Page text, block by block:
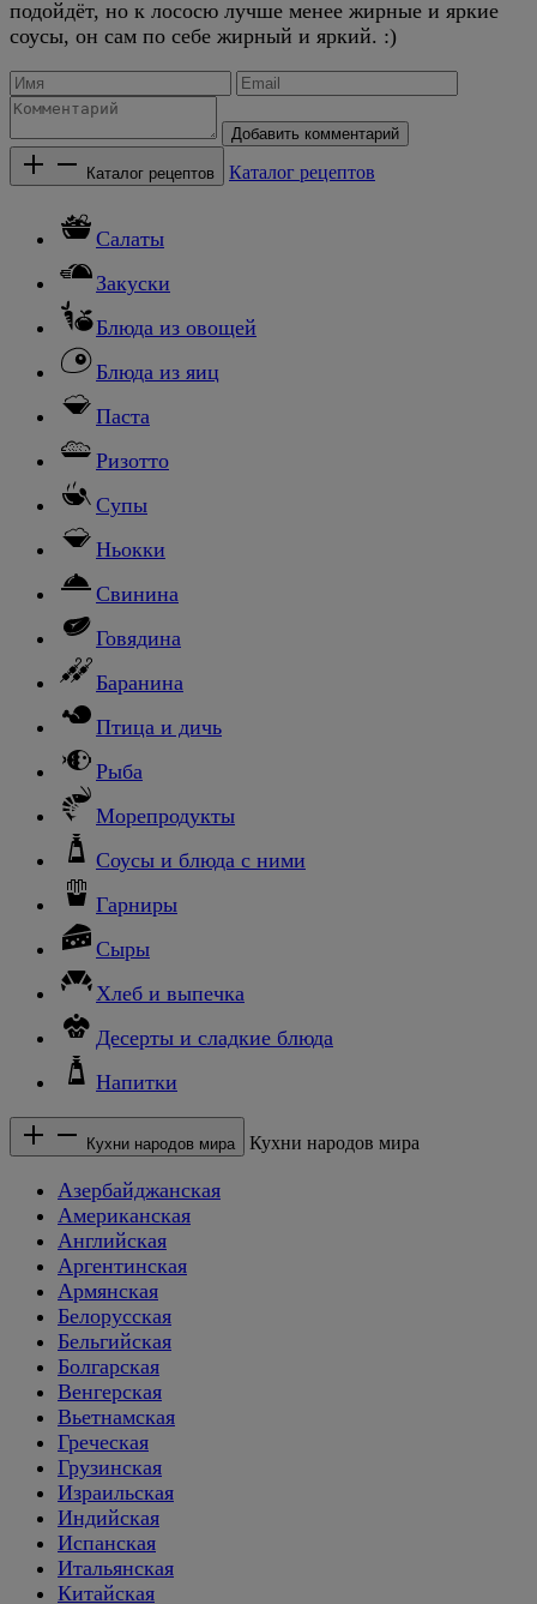
подойдёт, но к лососю лучше менее жирные и яркие
соусы, он сам по себе жирный и яркий. :)
Добавить комментарий
Каталог рецептов Каталог рецептов
Салаты
Закуски
Блюда из овощей
Блюда из яиц
Паста
Ризотто
Супы
Ньокки
Свинина
Говядина
Баранина
Птица и дичь
Рыба
Морепродукты
Соусы и блюда с ними
Гарниры
Сыры
Хлеб и выпечка
Десерты и сладкие блюда
Напитки
Кухни народов мира Кухни народов мира
Азербайджанская
Американская
Английская
Аргентинская
Армянская
Белорусская
Бельгийская
Болгарская
Венгерская
Вьетнамская
Греческая
Грузинская
Израильская
Индийская
Испанская
Итальянская
Китайская